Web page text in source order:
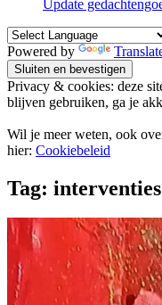
Update
Powered by
Privacy & cookies: deze
blijven gebruiken, ga je
Wil je meer weten, ook
hier: Cookiebeleid
Tag: interventies